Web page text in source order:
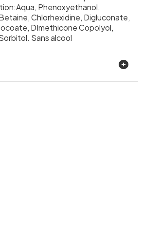
Phenoxyethanol,
Chlorhexidine, Digluconate,
DImethicone Copolyol,
Sans alcool